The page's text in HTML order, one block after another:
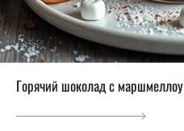
Горячий шоколад с маршмеллоу